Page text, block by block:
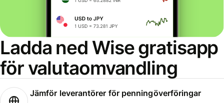
Ladda ned Wise gratisapp
för valutaomvandling
Jämför leverantörer för penningöverföringar